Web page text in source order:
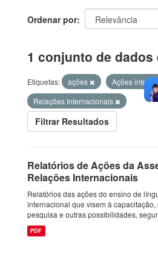
Ordenar por
1 conjunto de dados
Etiquetas: ações
Ações
Relações Internacionais
Filtrar Resultados
Relatórios de Ações da
Relações Internacionais
Relatórios das ações do ensino de
internacional que visem à
pesquisa e outras possibilidades,
PDF